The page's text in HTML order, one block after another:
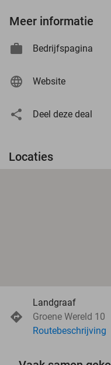
Meer informatie
Bedrijfspagina
Website
Deel deze deal
Locaties
Landgraaf
Groene Wereld 10
Routebeschrijving